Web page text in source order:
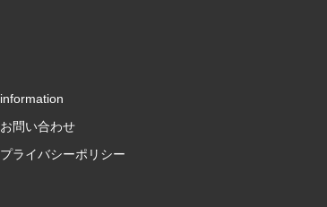
information
お問い合わせ
プライバシーポリシー